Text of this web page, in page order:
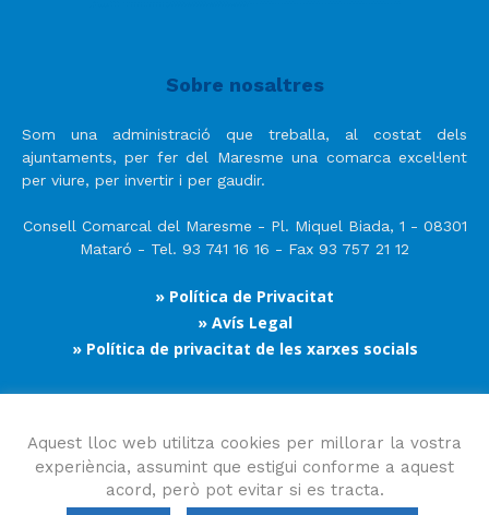
Sobre nosaltres
Som una administració que treballa, al costat dels
ajuntaments, per fer del Maresme una comarca excel·lent
per viure, per invertir i per gaudir.
Consell Comarcal del Maresme - Pl. Miquel Biada, 1 - 08301
Mataró - Tel. 93 741 16 16 - Fax 93 757 21 12
» Política de Privacitat
» Avís Legal
» Política de privacitat de les xarxes socials
Segueix-nos
Aquest lloc web utilitza cookies per millorar la vostra
experiència, assumint que estigui conforme a aquest
acord, però pot evitar si es tracta.